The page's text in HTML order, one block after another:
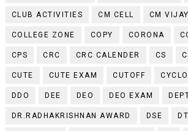
CLUB ACTIVITIES CM CELL CM VIJAY
COLLEGE ZONE COPY CORONA
CPS CRC CRC CALENDER CS
CUTE CUTE EXAM CUTOFF
DDO DEE DEO DEO EXAM
DR.RADHAKRISHNAN AWARD DSE